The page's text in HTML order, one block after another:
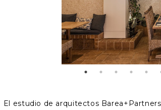
El estudio de arquitectos